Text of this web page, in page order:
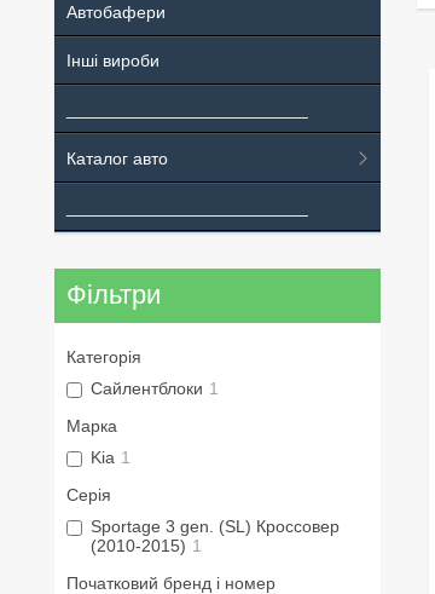
Автобафери
Інші вироби
Каталог авто
Фільтри
Категорія
Сайлентблоки 1
Марка
Kia 1
Серія
Sportage 3 gen. (SL) Кроссовер
(2010-2015) 1
Початковий бренд і номер